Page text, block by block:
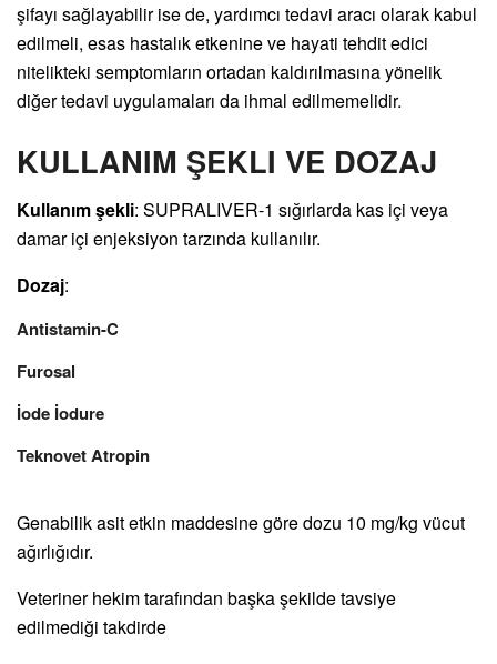
şifayı sağlayabilir ise de, yardımcı tedavi aracı olarak kabul
edilmeli, esas hastalık etkenine ve hayati tehdit edici
nitelikteki semptomların ortadan kaldırılmasına yönelik
diğer tedavi uygulamaları da ihmal edilmemelidir.
KULLANIM ŞEKLI VE DOZAJ
Kullanım şekli: SUPRALIVER-1 sığırlarda kas içi veya
damar içi enjeksiyon tarzında kullanılır.
Dozaj:
Antistamin-C
Furosal
İode İodure
Teknovet Atropin
Genabilik asit etkin maddesine göre dozu 10 mg/kg vücut
ağırlığıdır.
Veteriner hekim tarafından başka şekilde tavsiye
edilmediği takdirde